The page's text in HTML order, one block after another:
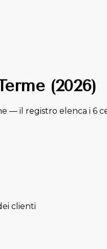
(2026)
— il registro elenca i
clienti